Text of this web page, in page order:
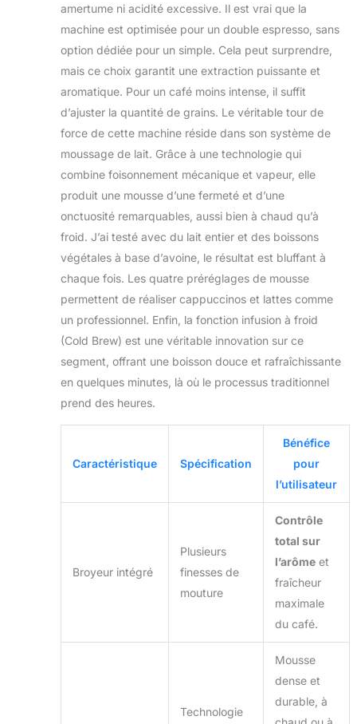
amertume ni acidité excessive. Il est vrai que la
machine est optimisée pour un double espresso, sans
option dédiée pour un simple. Cela peut surprendre,
mais ce choix garantit une extraction puissante et
aromatique. Pour un café moins intense, il suffit
d’ajuster la quantité de grains. Le véritable tour de
force de cette machine réside dans son système de
moussage de lait. Grâce à une technologie qui
combine foisonnement mécanique et vapeur, elle
produit une mousse d’une fermeté et d’une
onctuosité remarquables, aussi bien à chaud qu’à
froid. J’ai testé avec du lait entier et des boissons
végétales à base d’avoine, le résultat est bluffant à
chaque fois. Les quatre préréglages de mousse
permettent de réaliser cappuccinos et lattes comme
un professionnel. Enfin, la fonction infusion à froid
(Cold Brew) est une véritable innovation sur ce
segment, offrant une boisson douce et rafraîchissante
en quelques minutes, là où le processus traditionnel
prend des heures.
Caractéristique Spécification
Bénéfice
pour
l’utilisateur
Broyeur intégré
Plusieurs
finesses de
mouture
Contrôle
total sur
l’arôme et
fraîcheur
maximale
du café.
Technologie
Mousse
dense et
durable, à